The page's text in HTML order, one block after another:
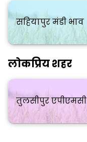
सहियापुर मंडी भाव
लोकप्रिय शहर
तुलसीपुर एपीएमसी